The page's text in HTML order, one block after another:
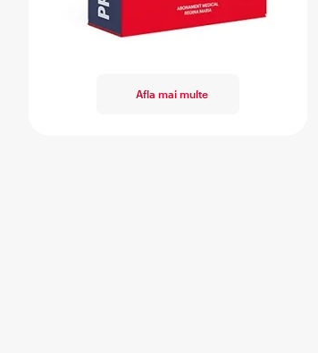
Afla mai multe